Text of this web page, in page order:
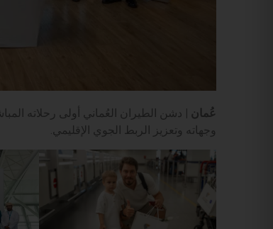
عُمان | دشن الطيران العُماني أولى رحلاته
وجهاته وتعزيز الربط الجوي الإقليمي.